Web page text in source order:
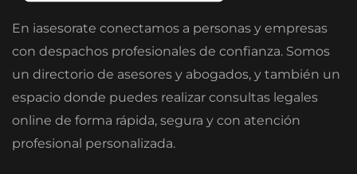
En iasesorate conectamos a personas y empresas
con despachos profesionales de confianza. Somos
un directorio de asesores y abogados, y también un
espacio donde puedes realizar consultas legales
online de forma rápida, segura y con atención
profesional personalizada.